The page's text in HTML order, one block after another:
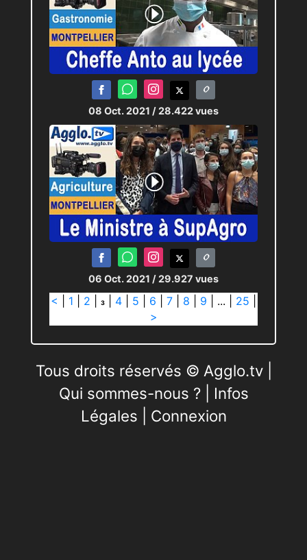
08 Oct. 2021 / 28.422 vues
06 Oct. 2021 / 29.927 vues
< 1 2 3 4 5 6 7 8 9 ... 25
>
Tous droits réservés © Agglo.tv |
Qui sommes-nous ?| Infos
Légales
Connexion